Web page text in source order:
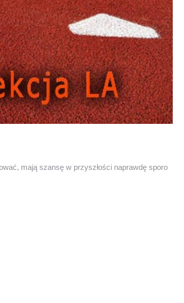
mają szansę w przyszłości naprawdę sporo